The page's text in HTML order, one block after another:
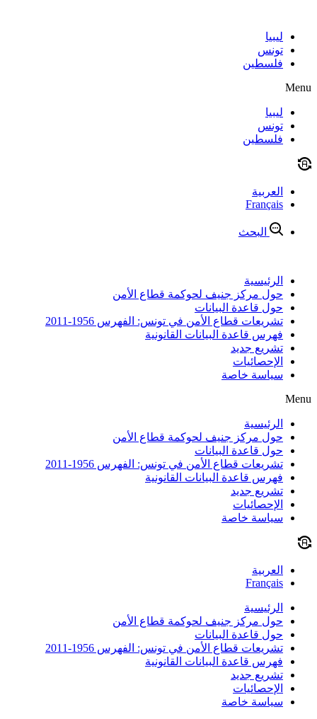
contentليبيا
تونس
فلسطين
Menu
ليبيا
تونس
فلسطين
العربية
Français
البحث
الرئيسية
حول مركز جنيف لحوكمة قطاع الأمن
حول قاعدة البيانات
تشريعات قطاع الأمن في تونس: الفهرس 1956-2011
فهرس قاعدة البيانات القانونية
تشريع جديد
الإحصائيات
سياسة خاصة
Menu
الرئيسية
حول مركز جنيف لحوكمة قطاع الأمن
حول قاعدة البيانات
تشريعات قطاع الأمن في تونس: الفهرس 1956-2011
فهرس قاعدة البيانات القانونية
تشريع جديد
الإحصائيات
سياسة خاصة
العربية
Français
الرئيسية
حول مركز جنيف لحوكمة قطاع الأمن
حول قاعدة البيانات
تشريعات قطاع الأمن في تونس: الفهرس 1956-2011
فهرس قاعدة البيانات القانونية
تشريع جديد
الإحصائيات
سياسة خاصة